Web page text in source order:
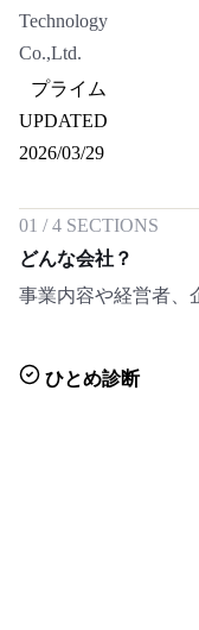
Technology
Co.,Ltd.
プライム
UPDATED
2026/03/29
01 /4 SECTIONS
どんな会社？
事業内容や経営者、
ひとめ診断